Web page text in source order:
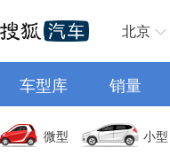
北京
车型库 销量
微型 小型